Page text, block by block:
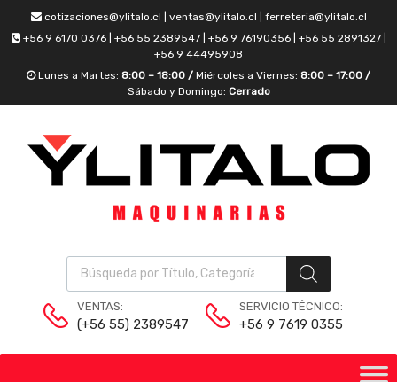
cotizaciones@ylitalo.cl | ventas@ylitalo.cl | ferreteria@ylitalo.cl
+56 9 6170 0376 | +56 55 2389547 | +56 9 76190356 | +56 55 2891327 |
+56 9 44495908
Lunes a Martes: 8:00 – 18:00 / Miércoles a Viernes: 8:00 – 17:00 /
Sábado y Domingo: Cerrado
VENTAS:
(+56 55) 2389547
SERVICIO TÉCNICO:
+56 9 7619 0355